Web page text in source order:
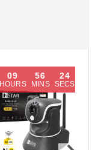
09
HOURS
56
MINS
23
SECS